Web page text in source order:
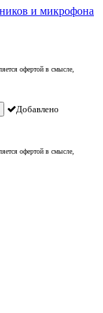
и микрофона
офертой в смысле,
Добавлено
офертой в смысле,